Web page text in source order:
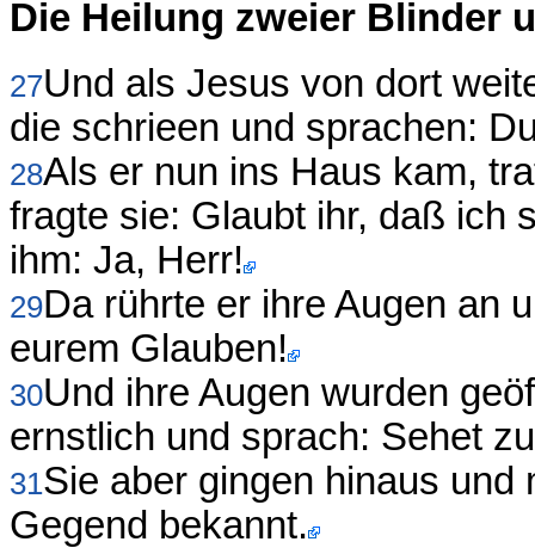
Die Heilung zweier Blinder
27Und als Jesus von dort
die schrieen und sprachen:
28Als er nun ins Haus kam,
fragte sie: Glaubt ihr, daß ich
ihm: Ja, Herr!
29Da rührte er ihre Augen an
eurem Glauben!
30Und ihre Augen wurden
ernstlich und sprach: Sehet
31Sie aber gingen hinaus und
Gegend bekannt.